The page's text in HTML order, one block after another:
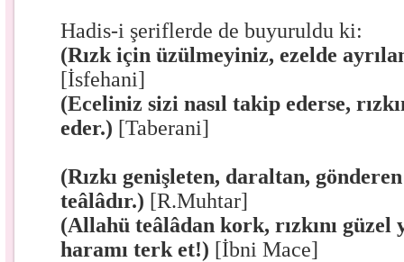
Hadis-i şeriflerde de buyuruldu ki:
(Rızk için üzülmeyiniz, ezelde
[İsfehani]
(Eceliniz sizi nasıl takip ederse,
eder.) [Taberani]
(Rızkı genişleten, daraltan,
teâlâdır.) [R.Muhtar]
(Allahü teâlâdan kork, rızkını
haramı terk et!) [İbni Mace]